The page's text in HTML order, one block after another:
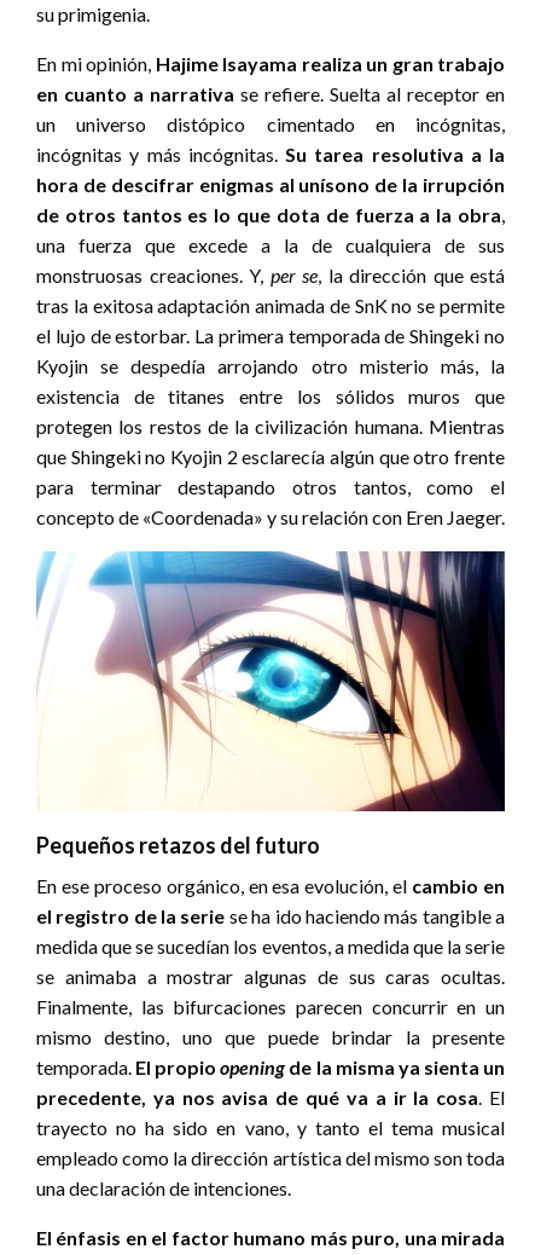
su primigenia.
En mi opinión, Hajime Isayama realiza un gran trabajo
en cuanto a narrativa se refiere. Suelta al receptor en
un universo distópico cimentado en incógnitas,
incógnitas y más incógnitas. Su tarea resolutiva a la
hora de descifrar enigmas al unísono de la irrupción
de otros tantos es lo que dota de fuerza a la obra
una fuerza que excede a la de cualquiera de sus
monstruosas creaciones. Y, per se , la dirección que está
tras la exitosa adaptación animada de SnK no se permite
el lujo de estorbar. La primera temporada de Shingeki no
Kyojin se despedía arrojando otro misterio más, la
existencia de titanes entre los sólidos muros que
protegen los restos de la civilización humana. Mientras
que Shingeki no Kyojin 2 esclarecía algún que otro frente
para terminar destapando otros tantos, como el
concepto de «Coordenada» y su relación con Eren Jaeger.
Pequeños retazos del futuro
En ese proceso orgánico, en esa evolución, el cambio en
el registro de la serie se ha ido haciendo más tangible a
medida que se sucedían los eventos, a medida que la serie
se animaba a mostrar algunas de sus caras ocultas.
Finalmente, las bifurcaciones parecen concurrir en un
mismo destino, uno que puede brindar la presente
temporada. El propioopening de la misma ya sienta un
precedente, ya nos avisa de qué va a ir la cosa. El
trayecto no ha sido en vano, y tanto el tema musical
empleado como la dirección artística del mismo son toda
una declaración de intenciones.
El énfasis en el factor humano más puro, una mirada